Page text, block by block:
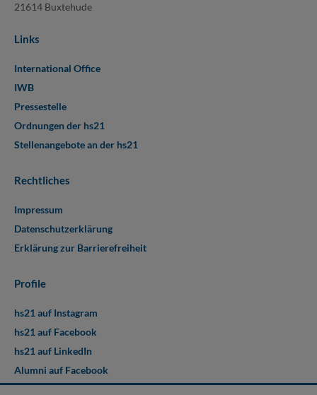
21614 Buxtehude
Links
International Office
IWB
Pressestelle
Ordnungen der hs21
Stellenangebote an der hs21
Rechtliches
Impressum
Datenschutzerklärung
Erklärung zur Barrierefreiheit
Profile
hs21 auf Instagram
hs21 auf Facebook
hs21 auf LinkedIn
Alumni auf Facebook